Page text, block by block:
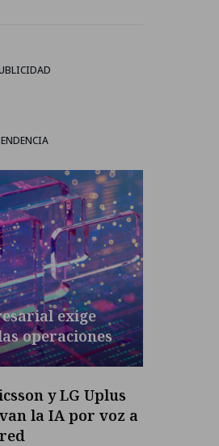
exige
operaciones
y LG Uplus
la IA por voz a